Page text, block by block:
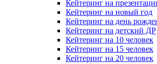
Кейтеринг на
Кейтеринг на новый год
Кейтеринг на день
Кейтеринг на детский ДР
Кейтеринг на 10 человек
Кейтеринг на 15 человек
Кейтеринг на 20 человек